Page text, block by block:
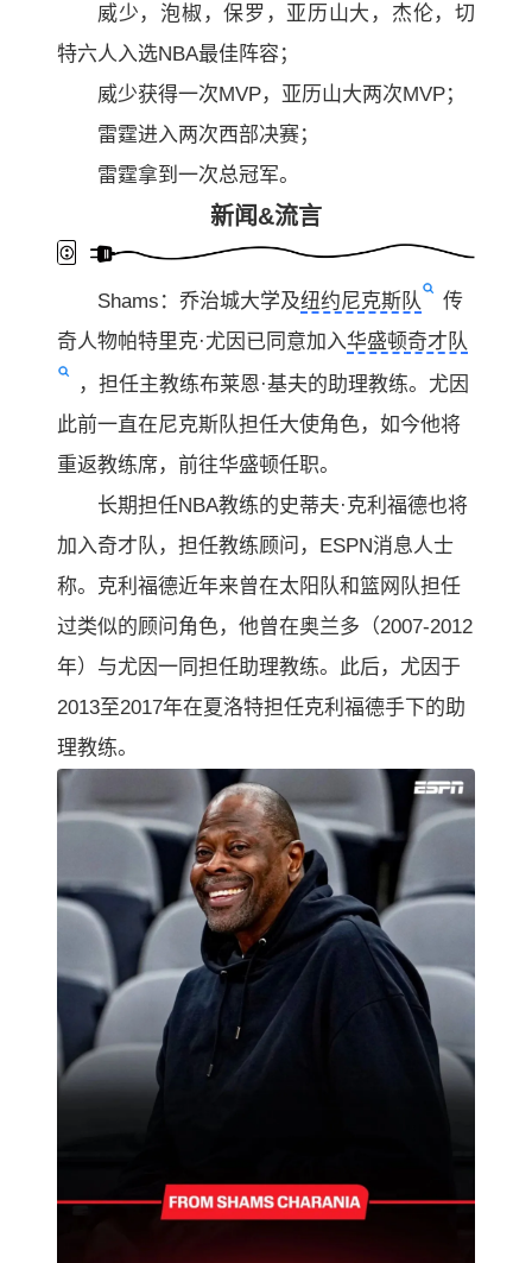
威少，泡椒，保罗，亚历山大，杰伦，切
特六人入选NBA最佳阵容；
威少获得一次MVP，亚历山大两次MVP；
雷霆进入两次西部决赛；
雷霆拿到一次总冠军。
新闻&流言
Shams：乔治城大学及纽约尼克斯队
传
奇人物帕特里克·尤因已同意加入华盛顿奇才队
，担任主教练布莱恩·基夫的助理教练。尤因
此前一直在尼克斯队担任大使角色，如今他将
重返教练席，前往华盛顿任职。
长期担任NBA教练的史蒂夫·克利福德也将
加入奇才队，担任教练顾问，ESPN消息人士
称。克利福德近年来曾在太阳队和篮网队担任
过类似的顾问角色，他曾在奥兰多（2007-2012
年）与尤因一同担任助理教练。此后，尤因于
2013至2017年在夏洛特担任克利福德手下的助
理教练。